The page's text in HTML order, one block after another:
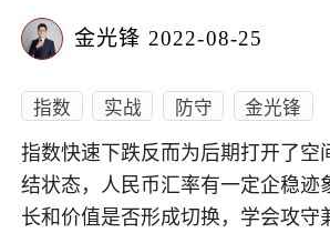
金光锋 2022-08-25
指数 实战 防守 金光锋
指数快速下跌反而为后期打开了空
结状态，人民币汇率有一定企稳迹
长和价值是否形成切换，学会攻守